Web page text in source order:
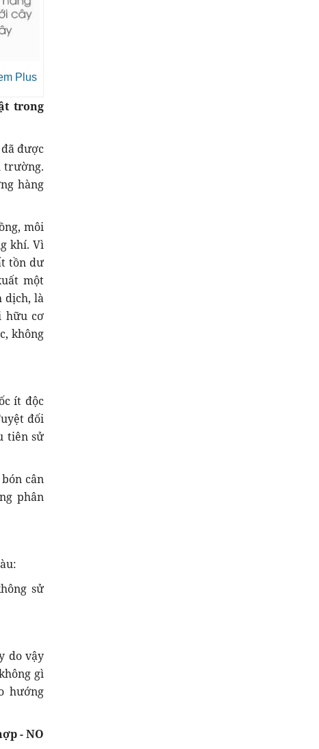
Plus
trong
được
trường.
hàng
môi
khí. Vì
tồn dư
một
dịch, là
hữu cơ
không
ít độc
đối
tiên sử
cân
phân
sử
do vậy
gì
hướng
- NO